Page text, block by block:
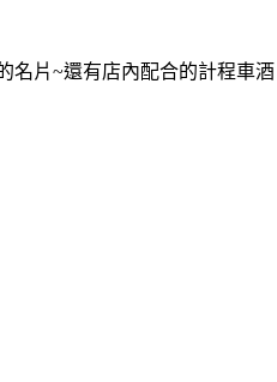
名片~還有店內配合的計程車酒